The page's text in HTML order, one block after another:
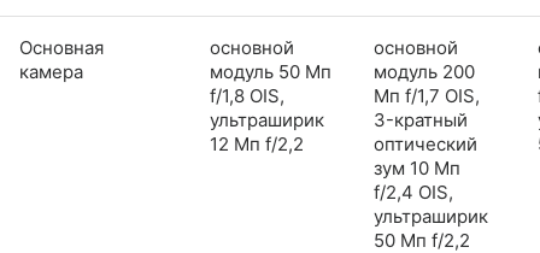
Основная
камера
основной
модуль 50 Мп
f/1,8 OIS,
ультраширик
12 Мп f/2,2
основной
модуль 200
Мп f/1,7 OIS,
3-кратный
оптический
зум 10 Мп
f/2,4 OIS,
ультраширик
50 Мп f/2,2